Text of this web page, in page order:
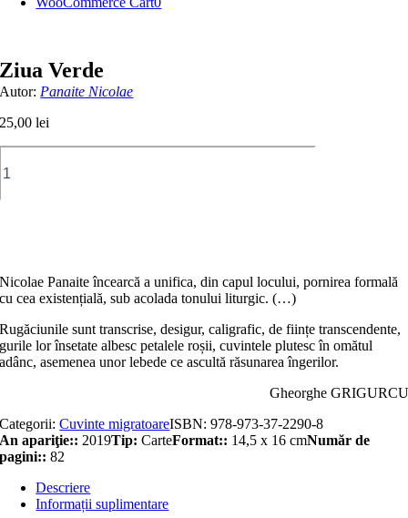
Ziua Verde
Autor: Panaite Nicolae
25,00lei
Nicolae Panaite încearcă a unifica, din capul locului, pornirea formală
cu cea existențială, sub acolada tonului liturgic. (…)
Rugăciunile sunt transcrise, desigur, caligrafic, de ființe transcendente,
gurile lor însetate albesc petalele roșii, cuvintele plutesc în omătul
adânc, asemenea unor lebede ce ascultă răsunarea îngerilor.
Gheorghe GRIGURCU
Categorii:Cuvinte migratoareISBN:978-973-37-2290-8
An apariţie:: 2019Tip: CarteFormat:: 14,5 x 16 cmNumăr de
pagini:: 82
Descriere
Informații suplimentare